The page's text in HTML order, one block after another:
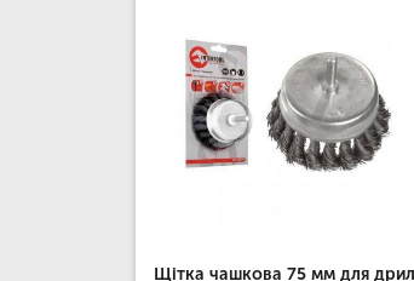
Щітка чашкова 75 мм для